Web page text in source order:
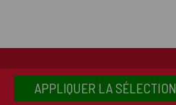
APPLIQUER LA SÉLECTION